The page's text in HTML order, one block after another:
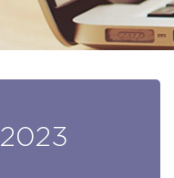
2023